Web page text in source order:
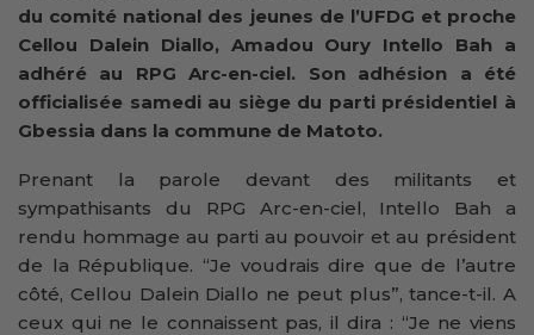
du comité national des jeunes de l’UFDG et proche
Cellou Dalein Diallo, Amadou Oury Intello Bah a
adhéré au RPG Arc-en-ciel. Son adhésion a été
officialisée samedi au siège du parti présidentiel à
Gbessia dans la commune de Matoto.
Prenant la parole devant des militants et
sympathisants du RPG Arc-en-ciel, Intello Bah a
rendu hommage au parti au pouvoir et au président
de la République. “Je voudrais dire que de l’autre
côté, Cellou Dalein Diallo ne peut plus”, tance-t-il. A
ceux qui ne le connaissent pas, il dira : “Je ne viens